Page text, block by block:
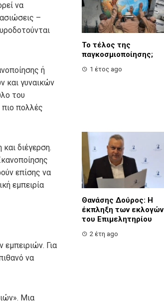
να
–
ή
και γυναικών
του
πολλές
διέγερση.
επίσης να
εμπειρία
Για
να
Μια
Το τέλος της
παγκοσμιοποίησης;
1 έτος ago
Θανάσης Δούρος: Η
έκπληξη των εκλογών
του Επιμελητηρίου
2 έτη ago